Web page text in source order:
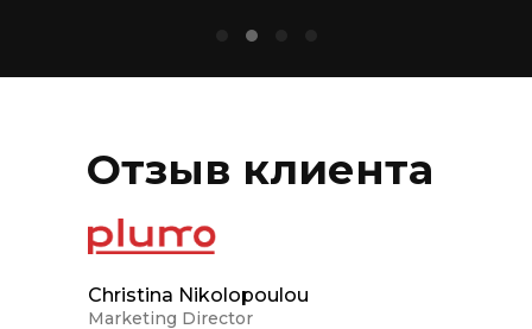
Marketing Director
Christina Nikolopoulou
Отзыв клиента